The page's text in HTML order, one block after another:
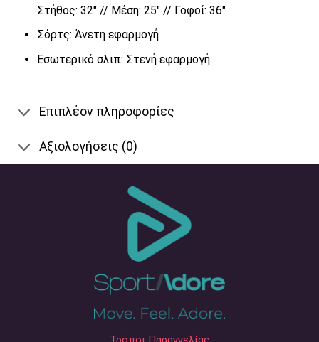
Στήθος: 32″ // Μέση: 25″ // Γοφοί: 36″
Σόρτς: Άνετη εφαρμογή
Εσωτερικό σλιπ: Στενή εφαρμογή
Επιπλέον πληροφορίες
Αξιολογήσεις (0)